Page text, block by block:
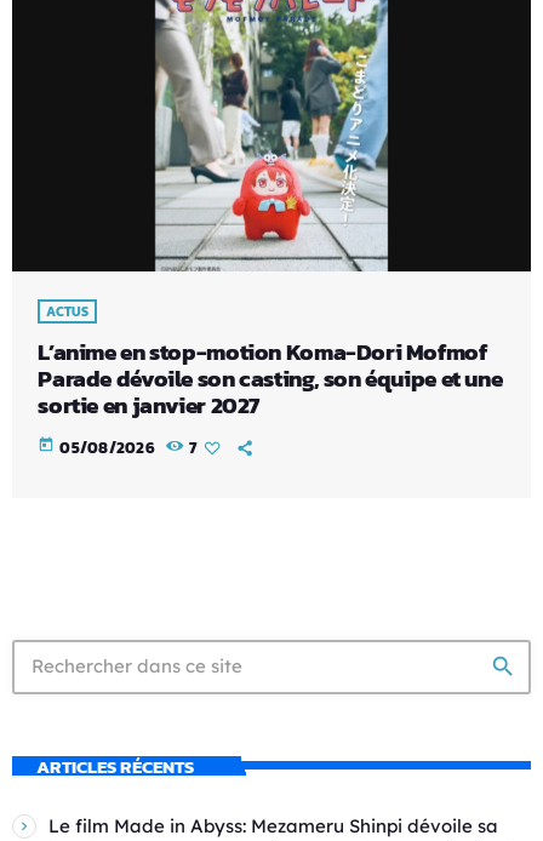
ACTUS
L’anime en stop-motion Koma-Dori Mofmof
Parade dévoile son casting, son équipe et une
sortie en janvier 2027
today 05/08/2026 7
search
ARTICLES RÉCENTS
Le film Made in Abyss: Mezameru Shinpi dévoile sa